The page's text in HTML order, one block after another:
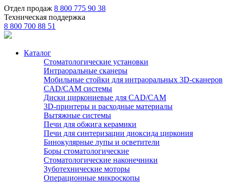
Отдел продаж 8 800 775 90 38
Техническая поддержка
8 800 700 88 51
Каталог
Стоматологические установки
Интраоральные сканеры
Мобильные стойки для интраоральных 3D-сканеров
CAD/CAM системы
Диски циркониевые для CAD/CAM
3D-принтеры и расходные материалы
Вытяжные системы
Печи для обжига керамики
Печи для синтеризации диоксида циркония
Бинокулярные лупы и осветители
Боры стоматологические
Стоматологические наконечники
Зуботехнические моторы
Операционные микроскопы